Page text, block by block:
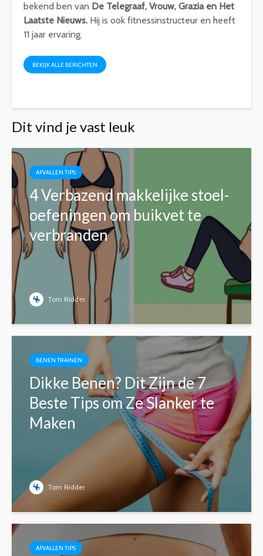
bekend ben van De Telegraaf, Vrouw, Grazia en Het
Laatste Nieuws. Hij is ook fitnessinstructeur en heeft
11 jaar ervaring.
BEKIJK ALLE BERICHTEN
Dit vind je vast leuk
AFVALLEN TIPS
4 Verbazend makkelijke stoel-
oefeningen om buikvet te
verbranden
Tom Ridder
BENEN TRAINEN
Dikke Benen? Dit Zijn de 7
Beste Tips om Ze Slanker te
Maken
Tom Ridder
AFVALLEN TIPS